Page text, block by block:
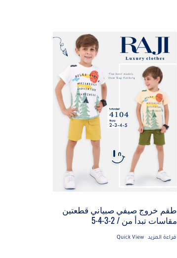
طقم خروج صيفي صبياني قطعتين
مقاسات تبدأ من / 2-3-4-5
قراءة المزيد Quick View